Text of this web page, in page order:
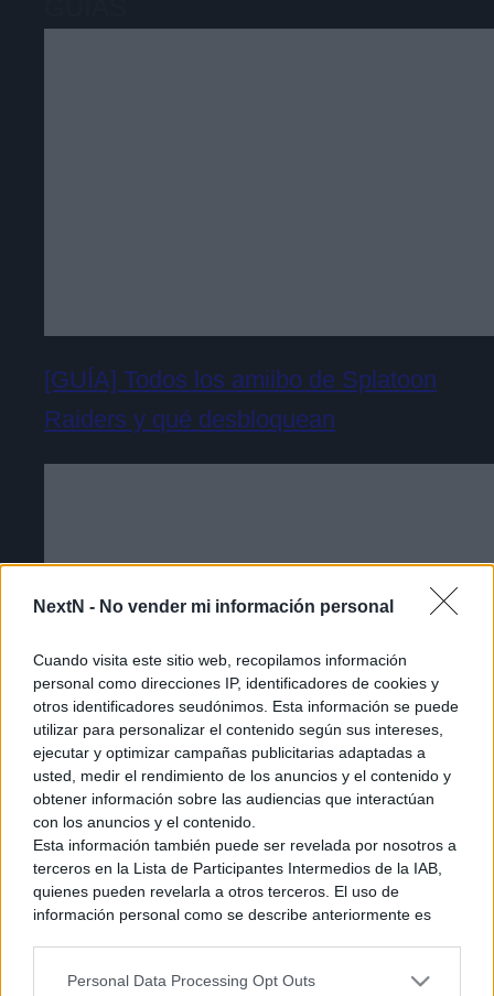
NextN - No vender mi información personal
Cuando visita este sitio web, recopilamos información
personal como direcciones IP, identificadores de cookies y
otros identificadores seudónimos. Esta información se puede
utilizar para personalizar el contenido según sus intereses,
ejecutar y optimizar campañas publicitarias adaptadas a
usted, medir el rendimiento de los anuncios y el contenido y
obtener información sobre las audiencias que interactúan
con los anuncios y el contenido.
Esta información también puede ser revelada por nosotros a
terceros en la Lista de Participantes Intermedios de la IAB,
quienes pueden revelarla a otros terceros. El uso de
información personal como se describe anteriormente es
generamos contenido relevante para nuestra audiencia.
Personal Data Processing Opt Outs
[GUÍA] Todos los amiibo de Splatoon
Raiders y qué desbloquean
Cómo acceder a la beta cerrada de The
Duskbloods [Tutorial]